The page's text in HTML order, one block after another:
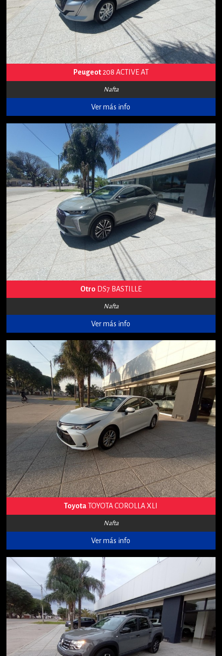
Peugeot208 ACTIVE AT
Nafta
Ver más info
Otro DS7 BASTILLE
Nafta
Ver más info
Toyota TOYOTA COROLLA XLI
Nafta
Ver más info